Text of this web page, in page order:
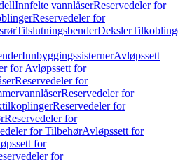
Innfelte vannlåserReservedeler for
Reservedeler for
TilslutningsbenderDeksler
InnbyggingssisternerAvløpssett
for Avløpssett for
Reservedeler for
Reservedeler for
Reservedeler for
Reservedeler for
for TilbehørAvløpssett for
for
for